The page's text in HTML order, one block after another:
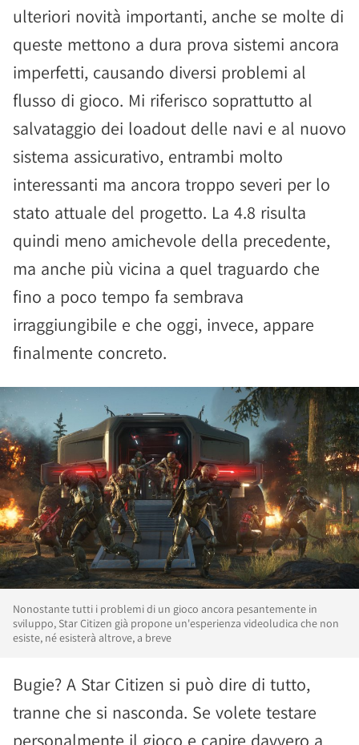
ulteriori novità importanti, anche se molte di
queste mettono a dura prova sistemi ancora
imperfetti, causando diversi problemi al
flusso di gioco. Mi riferisco soprattutto al
salvataggio dei loadout delle navi e al nuovo
sistema assicurativo, entrambi molto
interessanti ma ancora troppo severi per lo
stato attuale del progetto. La 4.8 risulta
quindi meno amichevole della precedente,
ma anche più vicina a quel traguardo che
fino a poco tempo fa sembrava
irraggiungibile e che oggi, invece, appare
finalmente concreto.
Nonostante tutti i problemi di un gioco ancora pesantemente in
sviluppo, Star Citizen già propone un'esperienza videoludica che non
esiste, né esisterà altrove, a breve
Bugie? A Star Citizen si può dire di tutto,
tranne che si nasconda. Se volete testare
personalmente il gioco e capire davvero a